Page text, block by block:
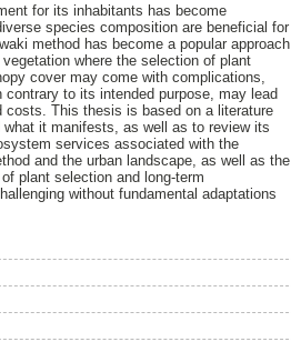
for its inhabitants has become
species composition are beneficial for
method has become a popular approach
where the selection of plant
cover may come with complications,
to its intended purpose, may lead
This thesis is based on a literature
it manifests, as well as to review its
services associated with the
and the urban landscape, as well as the
plant selection and long-term
without fundamental adaptations